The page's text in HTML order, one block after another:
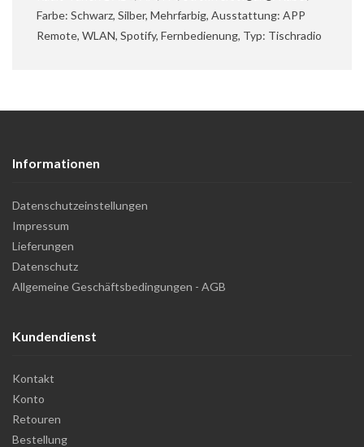
Farbe: Schwarz, Silber, Mehrfarbig, Ausstattung: APP
Remote, WLAN, Spotify, Fernbedienung, Typ: Tischradio
Informationen
Datenschutzeinstellungen
Impressum
Lieferungen
Datenschutz
Allgemeine Geschäftsbedingungen - AGB
Kundendienst
Kontakt
Konto
Retouren
Bestellung